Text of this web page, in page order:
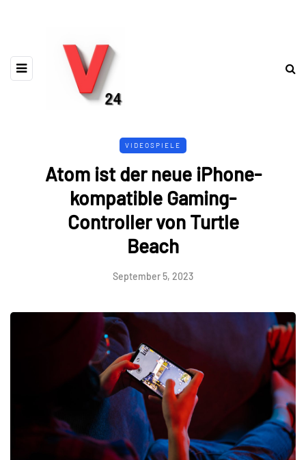
VIDEOSPIELE
Atom ist der neue iPhone-
kompatible Gaming-
Controller von Turtle
Beach
September 5, 2023